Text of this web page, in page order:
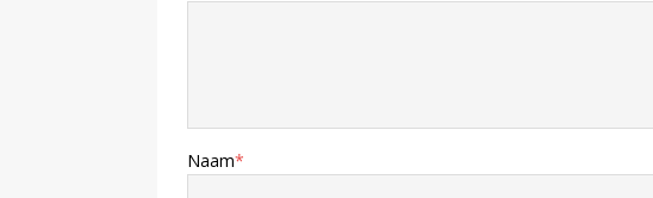
Naam*